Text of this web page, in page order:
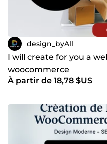
design_byAll
I will create for you a
woocommerce
À partir de 18,78 $US